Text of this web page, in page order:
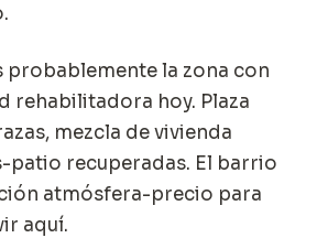
probablemente la zona con
rehabilitadora hoy. Plaza
mezcla de vivienda
patio recuperadas. El barrio
atmósfera-precio para
aquí.